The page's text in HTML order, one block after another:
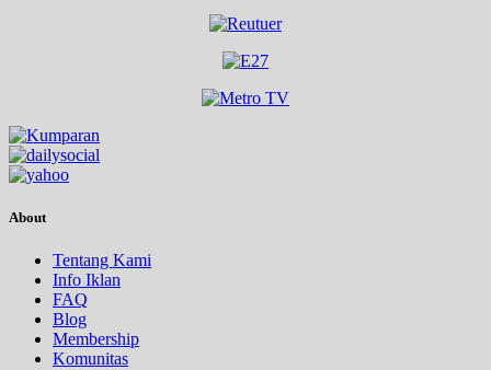
About
Tentang Kami
Info Iklan
FAQ
Blog
Membership
Komunitas